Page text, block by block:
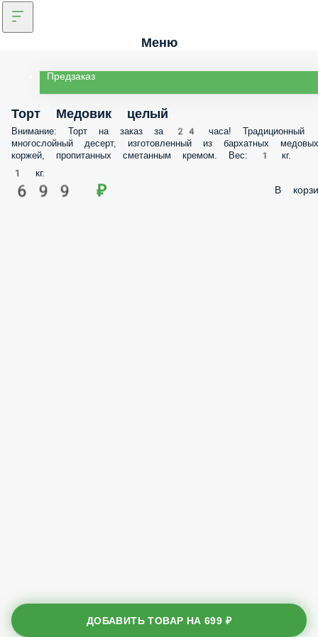
Меню
Предзаказ
Торт Медовик целый
Внимание: Торт на заказ за 24 часа! Традиционный многослойный
изготовленный из бархатных медовых коржей, пропитанных сметанным
кремом. Вес: 1 кг.
1 кг.
699 ₽ В
ДОБАВИТЬ ТОВАР НА699 ₽